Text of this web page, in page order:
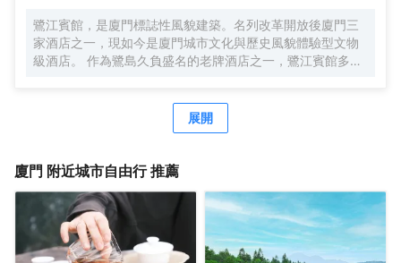
鷺江賓館，是廈門標誌性風貌建築。名列改革開放後廈門三
家酒店之一，現如今是廈門城市文化與歷史風貌體驗型文物
級酒店。 作為鷺島久負盛名的老牌酒店之一，鷺江賓館多年
粟先生曾為鷺江賓館親筆題詞：“賓至如歸”。作為鷺江道上的
地標建築，它典藏了鷺江兩岸百年來的風華，又演繹出中西
店，也是時光。 時光隧道1958，是鷺江賓館的一顆璀璨明
心跳，感受時空的故事。 鷺江賓館將鼓浪嶼景觀“搬進”房
間。晨光初照時，您一睜眼便能飽覽鼓浪嶼風光。在盥洗
室，您在洗漱同時，亦能盡情欣賞鼓浪嶼的絕美景色。 鷺江
賓館享有 “食在鷺江”的經典美譽。七樓是中外遊客和廈門人
展開
廈門 附近城市自由行 推薦